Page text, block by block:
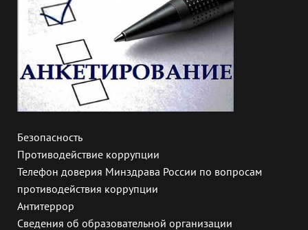
Безопасность
Противодействие коррупции
Телефон доверия Минздрава России по вопросам
противодействия коррупции
Антитеррор
Сведения об образовательной организации